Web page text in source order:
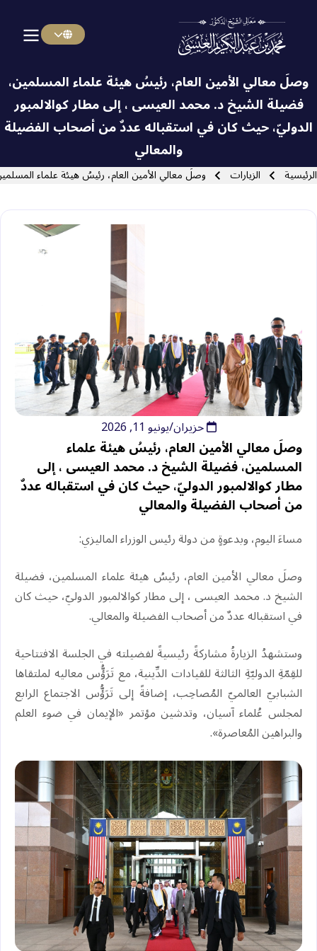
Skip to main navigation
Close search
وصلَ معالي الأمين العام، رئيسُ هيئة علماء المسلمين،
فضيلة الشيخ د.⁧‫ محمد العيسى‬⁩ ‬⁩، إلى مطار كوالالمبور
الدوليّ، حيث كان في استقباله عددٌ من أصحاب الفضيلة
والمعالي
مسار التنقل
الرئيسية الزيارات وصلَ معالي الأمين العام، رئيسُ هيئة علماء
حزيران/يونيو 11, 2026
وصلَ معالي الأمين العام، رئيسُ هيئة علماء
المسلمين، فضيلة الشيخ د.⁧‫ محمد العيسى‬⁩ ‬⁩، إلى
مطار كوالالمبور الدوليّ، حيث كان في استقباله عددٌ
من أصحاب الفضيلة والمعالي
‏مساءَ اليوم، وبدعوةٍ من دولة رئيس الوزراء الماليزي:
‏وصلَ معالي الأمين العام، رئيسُ هيئة علماء المسلمين، فضيلة
الشيخ د.⁧‫ محمد العيسى‬⁩ ‬⁩، إلى مطار كوالالمبور الدوليّ، حيث كان
في استقباله عددٌ من أصحاب الفضيلة والمعالي.
‏وستشهدُ الزيارةُ مشاركةً رئيسيةً لفضيلته في الجلسة الافتتاحية
للقِمّةِ الدوليّةِ الثالثة للقيادات الدِّينية، مع تَرَؤُّس معاليه لملتقاها
الشبابيّ العالميّ المُصاحِب، إضافةً إلى تَرَؤُّس الاجتماع الرابع
لمجلس عُلماء آسيان، وتدشين مؤتمر «الإيمان في ضوء العلم
والبراهين المُعاصرة».